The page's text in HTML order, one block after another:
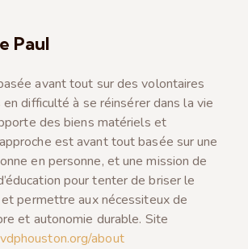
Paul
avant tout sur des volontaires
difficulté à se réinsérer dans la vie
des biens matériels et
est avant tout basée sur une
en personne, et une mission de
pour tenter de briser le
permettre aux nécessiteux de
et autonomie durable. Site
about